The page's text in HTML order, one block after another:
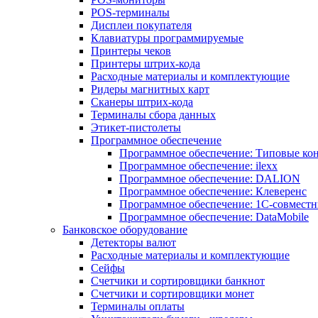
POS-терминалы
Дисплеи покупателя
Клавиатуры программируемые
Принтеры чеков
Принтеры штрих-кода
Расходные материалы и комплектующие
Ридеры магнитных карт
Сканеры штрих-кода
Терминалы сбора данных
Этикет-пистолеты
Программное обеспечение
Программное обеспечение: Типовые
Программное обеспечение: ilexx
Программное обеспечение: DALION
Программное обеспечение: Клеверенс
Программное обеспечение: 1С-
Программное обеспечение: DataMobile
Банковское оборудование
Детекторы валют
Расходные материалы и комплектующие
Сейфы
Счетчики и сортировщики банкнот
Счетчики и сортировщики монет
Терминалы оплаты